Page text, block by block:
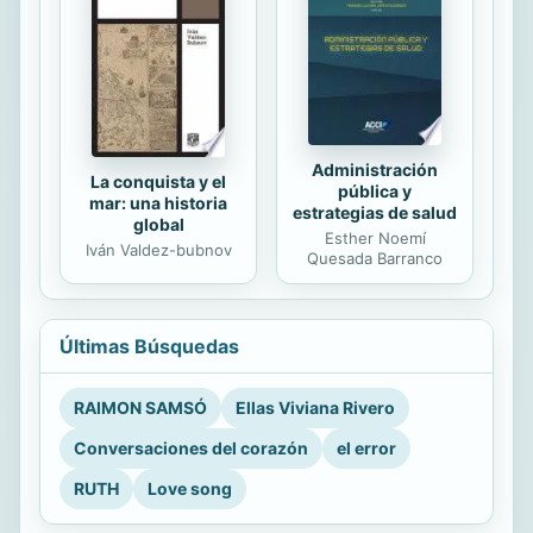
La conquista y el
mar: una historia
global
Iván Valdez-bubnov
Administración
pública y
estrategias de salud
Esther Noemí
Quesada Barranco
Últimas Búsquedas
RAIMON SAMSÓ
Ellas Viviana Rivero
Conversaciones del corazón
el error
RUTH
Love song